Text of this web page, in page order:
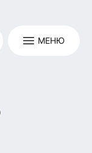
МЕНЮ